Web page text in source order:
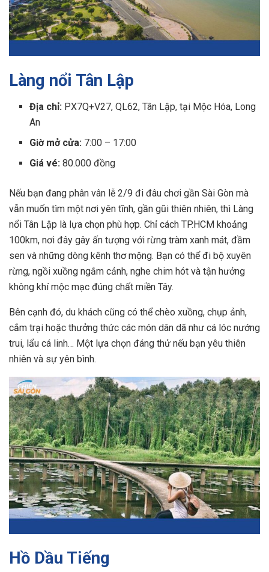
Làng nổi Tân Lập
Địa chỉ: PX7Q+V27, QL62, Tân Lập, tại Mộc Hóa, Long
An
Giờ mở cửa: 7:00 – 17:00
Giá vé: 80.000 đồng
Nếu bạn đang phân vân lễ 2/9 đi đâu chơi gần Sài Gòn mà
vẫn muốn tìm một nơi yên tĩnh, gần gũi thiên nhiên, thì Làng
nổi Tân Lập là lựa chọn phù hợp. Chỉ cách TP.HCM khoảng
100km, nơi đây gây ấn tượng với rừng tràm xanh mát, đầm
sen và những dòng kênh thơ mộng. Bạn có thể đi bộ xuyên
rừng, ngồi xuồng ngắm cảnh, nghe chim hót và tận hưởng
không khí mộc mạc đúng chất miền Tây.
Bên cạnh đó, du khách cũng có thể chèo xuồng, chụp ảnh,
cắm trại hoặc thưởng thức các món dân dã như cá lóc nướng
trui, lẩu cá linh… Một lựa chọn đáng thử nếu bạn yêu thiên
nhiên và sự yên bình.
Hồ Dầu Tiếng